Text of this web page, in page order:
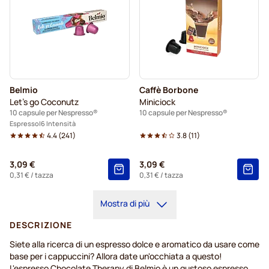
Belmio
Let's go Coconutz
10 capsule per Nespresso®
Espresso 6 Intensità
4.4(241)
3,09 €
0,31 €/ tazza
Caffè Borbone
Miniciock
10 capsule per Nespresso®
3.8(11)
3,09 €
0,31 €/ tazza
Mostra di più
DESCRIZIONE
Siete alla ricerca di un espresso dolce e aromatico da usare come
base per i cappuccini? Allora date un'occhiata a questo!